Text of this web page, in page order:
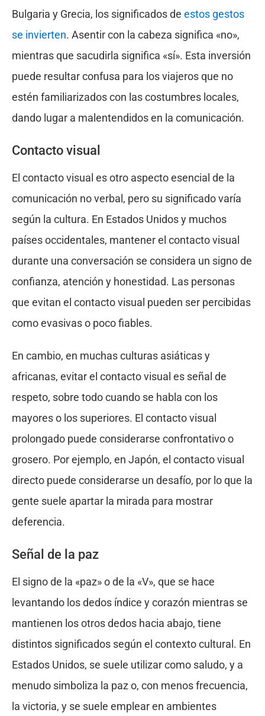
Bulgaria y Grecia, los significados de estos gestos
se invierten. Asentir con la cabeza significa «no»,
mientras que sacudirla significa «sí». Esta inversión
puede resultar confusa para los viajeros que no
estén familiarizados con las costumbres locales,
dando lugar a malentendidos en la comunicación.
Contacto visual
El contacto visual es otro aspecto esencial de la
comunicación no verbal, pero su significado varía
según la cultura. En Estados Unidos y muchos
países occidentales, mantener el contacto visual
durante una conversación se considera un signo de
confianza, atención y honestidad. Las personas
que evitan el contacto visual pueden ser percibidas
como evasivas o poco fiables.
En cambio, en muchas culturas asiáticas y
africanas, evitar el contacto visual es señal de
respeto, sobre todo cuando se habla con los
mayores o los superiores. El contacto visual
prolongado puede considerarse confrontativo o
grosero. Por ejemplo, en Japón, el contacto visual
directo puede considerarse un desafío, por lo que la
gente suele apartar la mirada para mostrar
deferencia.
Señal de la paz
El signo de la «paz» o de la «V», que se hace
levantando los dedos índice y corazón mientras se
mantienen los otros dedos hacia abajo, tiene
distintos significados según el contexto cultural. En
Estados Unidos, se suele utilizar como saludo, y a
menudo simboliza la paz o, con menos frecuencia,
la victoria, y se suele emplear en ambientes